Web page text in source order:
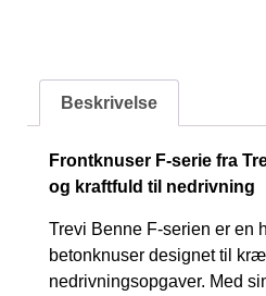
Beskrivelse
Frontknuser F-serie fra
og kraftfuld til nedrivning
Trevi Benne F-serien er en
betonknuser designet til
nedrivningsopgaver. Med